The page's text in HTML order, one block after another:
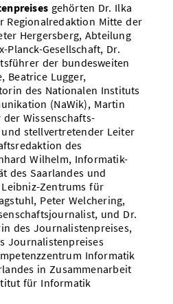
gehörten Dr. Ilka
Regionalredaktion Mitte der
Hergersberg, Abteilung
Planck-Gesellschaft, Dr.
der bundesweiten
Beatrice Lugger,
des Nationalen Instituts
(NaWik), Martin
Wissenschafts-
und stellvertretender Leiter
des
Wilhelm, Informatik-
des Saarlandes und
Zentrums für
Peter Welchering,
und Dr.
des Journalistenpreises,
Journalistenpreises
Informatik
in Zusammenarbeit
für Informatik